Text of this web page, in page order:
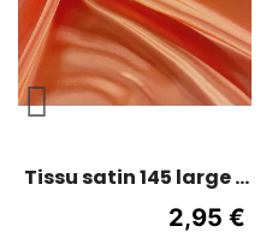
Tissu satin 145 large -
Uni - Orange
2,95 €